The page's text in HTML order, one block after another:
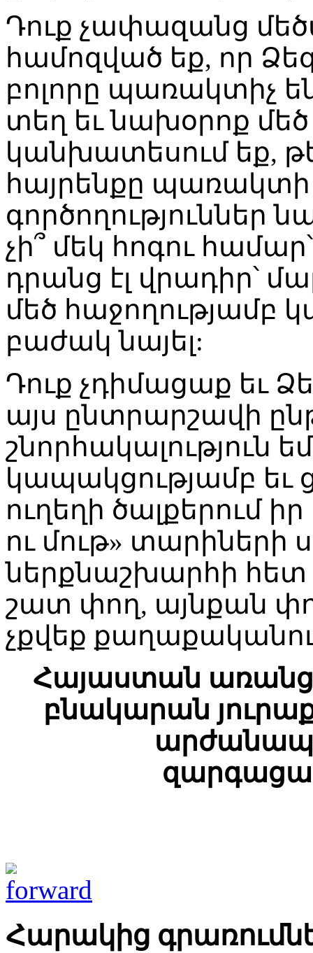
Դուք չափազանց
համոզված եք, որ
բոլորը պառակտիչ
տեղ եւ նախօրոք
կանխատեսում եք,
հայրենքը պառակտի
գործողություններ
չի՞ մեկ հոգու
դրանց էլ վրադիր՝
մեծ հաջողությամբ
բաժակ նայել:
Դուք չդիմացաք եւ
այս ընտրարշավի
շնորհակալություն
կապակցությամբ եւ
ուղեղի ծալքերում
ու մութ» տարիների
ներքնաշխարհի հետ
շատ փող, այնքան
չքվեք
Հայաստան առանց
բնակարան
Հարակից